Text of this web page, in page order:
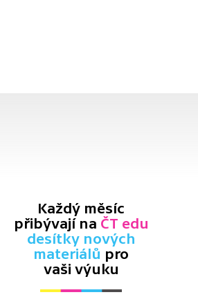
Každý měsíc
přibývají na ČT edu
desítky nových
materiálů pro
vaši výuku